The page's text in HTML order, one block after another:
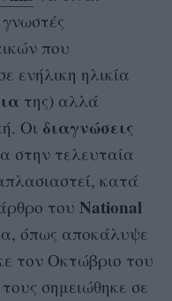
που
ενήλικη ηλικία
της) αλλά
Οι διαγνώσεις
στην τελευταία
κατά
του National
όπως αποκάλυψε
τον Οκτώβριο του
σημειώθηκε σε